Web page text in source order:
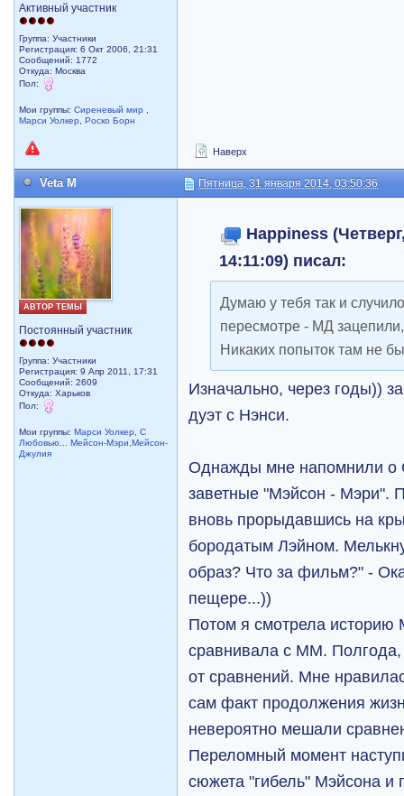
Активный участник
Группа: Участники
Регистрация: 6 Окт 2006, 21:31
Сообщений: 1772
Откуда: Москва
Пол:
Мои группы:Сиреневый мир
Марси Уолкер
,Роско Борн
Наверх
Veta M Пятница, 31 января 2014, 03:50:36
АВТОР ТЕМЫ
Постоянный участник
Группа: Участники
Регистрация: 9 Апр 2011, 17:31
Сообщений: 2609
Откуда: Харьков
Пол:
Мои группы:Марси Уолкер ,С
Любовью... Мейсон-Мэри,Мейсон-
Джулия
Happiness
14:11:09) писал:
Думаю у тебя так и
пересмотре - МД
Никаких попыток там не
Изначально, через годы))
дуэт с Нэнси.
Однажды мне напомнили о
заветные "Мэйсон - Мэри".
вновь прорыдавшись на
бородатым Лэйном.
образ? Что за фильм?" -
пещере...))
Потом я смотрела историю
сравнивала с ММ. Полгода,
от сравнений. Мне
сам факт продолжения
невероятно мешали
Переломный момент
сюжета "гибель" Мэйсона и